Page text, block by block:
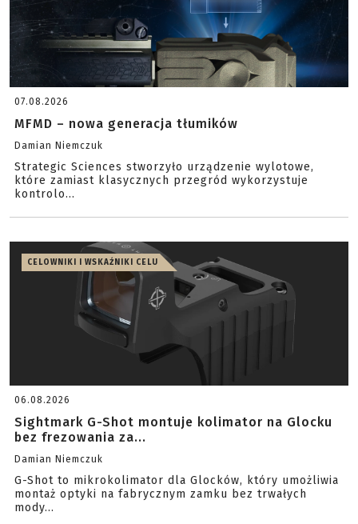
07.08.2026
MFMD – nowa generacja tłumików
Damian Niemczuk
Strategic Sciences stworzyło urządzenie wylotowe,
które zamiast klasycznych przegród wykorzystuje
kontrolo...
CELOWNIKI I WSKAŹNIKI CELU
06.08.2026
Sightmark G-Shot montuje kolimator na Glocku
bez frezowania za...
Damian Niemczuk
G-Shot to mikrokolimator dla Glocków, który umożliwia
montaż optyki na fabrycznym zamku bez trwałych
mody...